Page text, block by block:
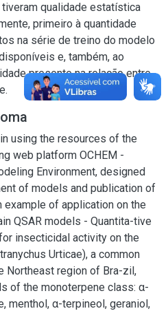
qualidade estatística
primeiro à quantidade
na série de treino do modelo
e, também, ao
presente na relação entre
using the resources of the
web platform OCHEM -
Environment, designed
of models and publication of
example of application on the
QSAR models - Quantita-tive
insecticidal activity on the
Urticae), a common
Northeast region of Bra-zil,
of the monoterpene class: α-
menthol, α-terpineol, geraniol,